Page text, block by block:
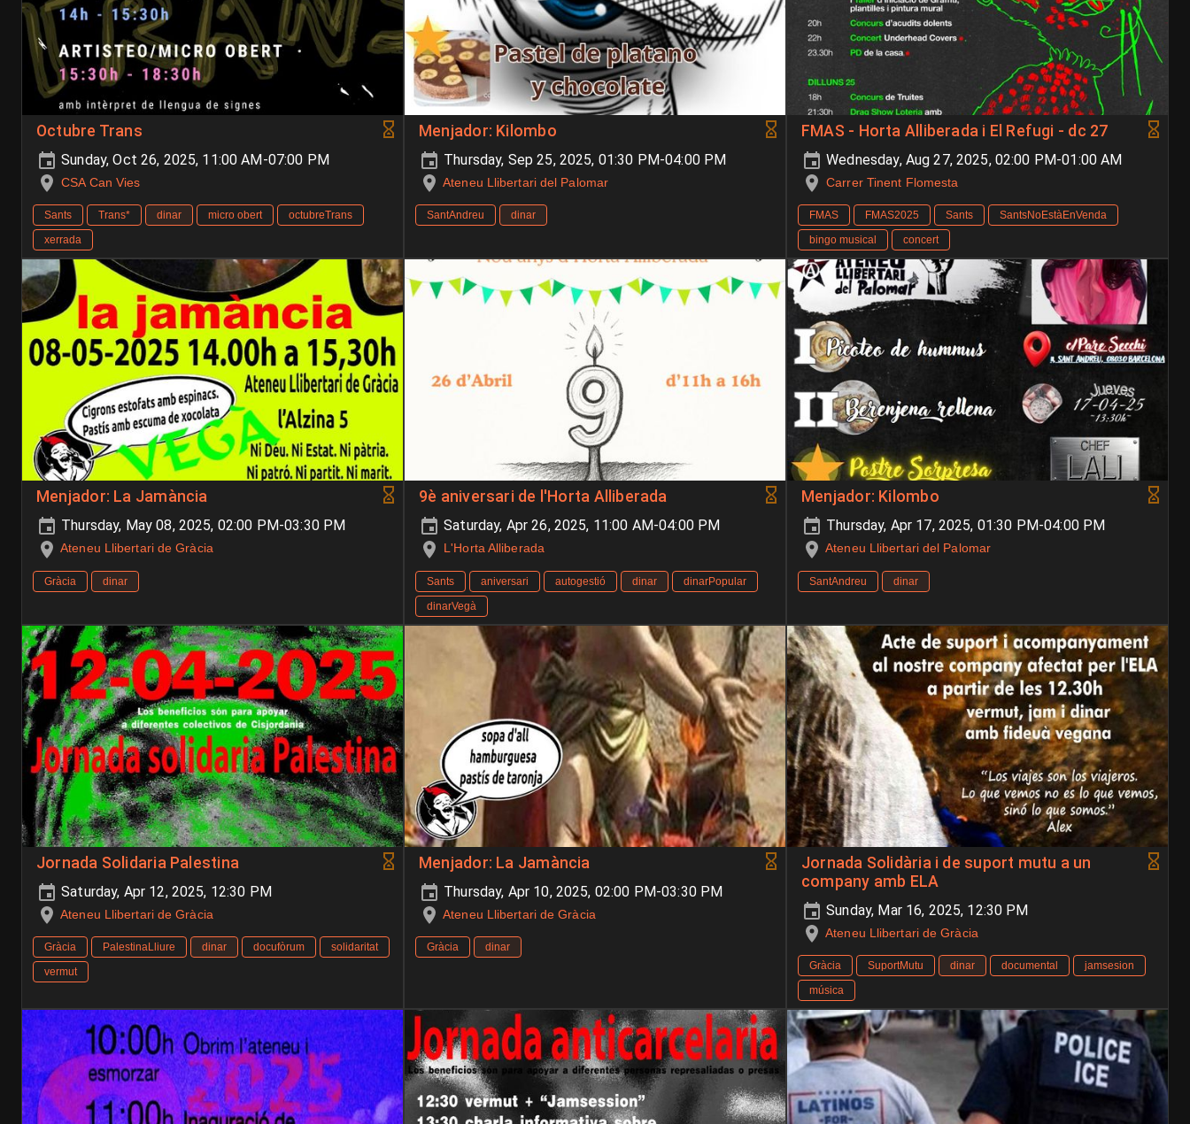
Octubre Trans
Sunday, Oct 26, 2025, 11:00 AM-07:00 PM
CSA Can Vies
Sants Trans* dinar micro obert
octubreTrans
xerrada
Menjador: Kilombo
Thursday, Sep 25, 2025, 01:30 PM-04:00 PM
Ateneu Llibertari del Palomar
SantAndreu dinar
FMAS - Horta Alliberada i El Refugi - dc 27
Wednesday, Aug 27, 2025, 02:00 PM-01:00 AM
Carrer Tinent Flomesta
FMAS FMAS2025 Sants
SantsNoEstàEnVenda
bingo musical
concert
Menjador: La Jamància
Thursday, May 08, 2025, 02:00 PM-03:30 PM
Ateneu Llibertari de Gràcia
Gràcia dinar
9è aniversari de l'Horta Alliberada
Saturday, Apr 26, 2025, 11:00 AM-04:00 PM
L'Horta Alliberada
Sants aniversari autogestió dinar
dinarPopular
dinarVegà
Menjador: Kilombo
Thursday, Apr 17, 2025, 01:30 PM-04:00 PM
Ateneu Llibertari del Palomar
SantAndreu dinar
Jornada Solidaria Palestina
Saturday, Apr 12, 2025, 12:30 PM
Ateneu Llibertari de Gràcia
Gràcia PalestinaLliure dinar docufòrum
solidaritat
vermut
Menjador: La Jamància
Thursday, Apr 10, 2025, 02:00 PM-03:30 PM
Ateneu Llibertari de Gràcia
Gràcia dinar
Jornada Solidària i de suport mutu a un
company amb ELA
Sunday, Mar 16, 2025, 12:30 PM
Ateneu Llibertari de Gràcia
Gràcia SuportMutu dinar documental
jamsesion
música